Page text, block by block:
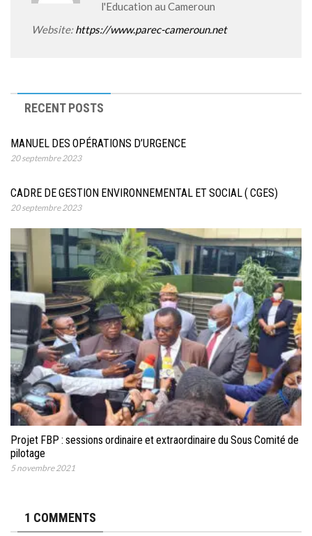
l'Education au Cameroun
Website:https://www.parec-cameroun.net
RECENT POSTS
MANUEL DES OPÉRATIONS D’URGENCE
20 septembre 2023
CADRE DE GESTION ENVIRONNEMENTAL ET SOCIAL ( CGES)
20 septembre 2023
Projet FBP : sessions ordinaire et extraordinaire du Sous Comité de
pilotage
5 novembre 2021
1 COMMENTS